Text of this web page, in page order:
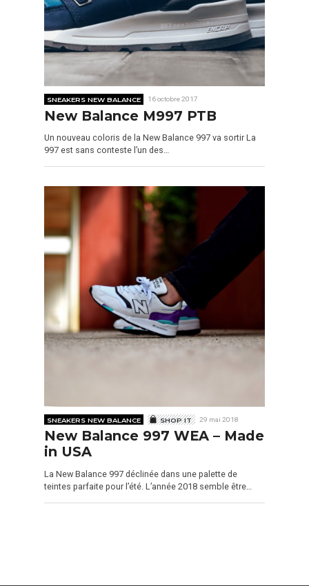
SNEAKERS NEW BALANCE 16 octobre 2017
New Balance M997 PTB
Un nouveau coloris de la New Balance 997 va sortir La
997 est sans conteste l’un des…
SNEAKERS NEW BALANCE SHOP IT 29 mai 2018
New Balance 997 WEA – Made
in USA
La New Balance 997 déclinée dans une palette de
teintes parfaite pour l’été. L’année 2018 semble être…